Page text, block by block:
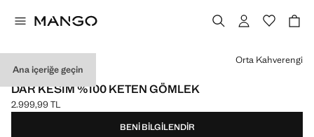
Ana içeriğe geçin
ESSENTIALS
DAR KESIM %100 KETEN GÖMLEK
Güncel fiyat [2.999,99 TL ]
2.999,99 TL
Bir renk seçin
Orta Kahverengi
BENI BILGILENDIR